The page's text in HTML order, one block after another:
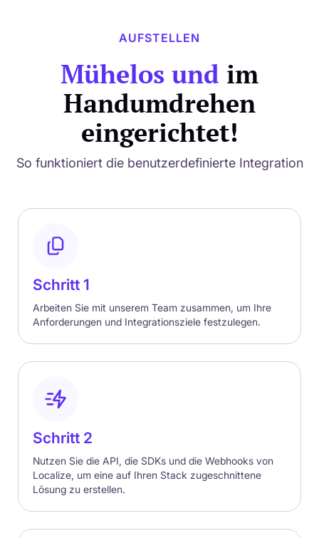
AUFSTELLEN
Mühelos und im
Handumdrehen
eingerichtet!
So funktioniert die benutzerdefinierte Integration
Schritt 1
Arbeiten Sie mit unserem Team zusammen, um Ihre
Anforderungen und Integrationsziele festzulegen.
Schritt 2
Nutzen Sie die API, die SDKs und die Webhooks von
Localize, um eine auf Ihren Stack zugeschnittene
Lösung zu erstellen.